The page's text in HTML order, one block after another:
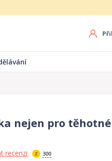
nejen pro
recenzi 300